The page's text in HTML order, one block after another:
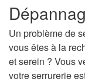
Un problème de
vous êtes à la
et serein ? Vous
votre serrurerie